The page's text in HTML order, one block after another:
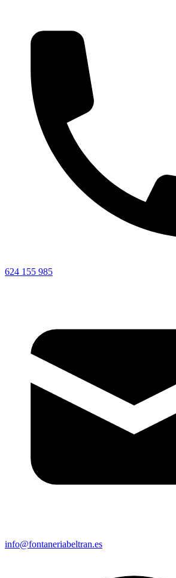
624 155 985
info@fontaneriabeltran.es